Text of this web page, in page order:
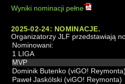
Wyniki nominacji pełne
2025-02-24: NOMINACJE.
Organizatorzy JLF przedstawiają
Nominowani:
1 LIGA
MVP
Dominik Butenko (viGO!
Paweł Jaskólski (viGO! Reymonta)